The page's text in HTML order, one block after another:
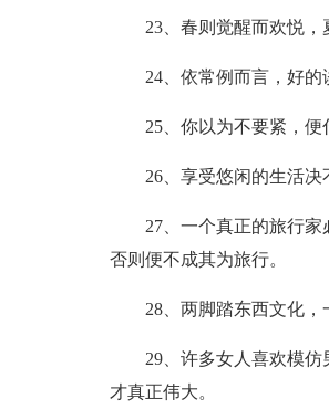
23、春则觉醒而欢悦，
24、依常例而言，好的
25、你以为不要紧，便
26、享受悠闲的生活决
27、一个真正的旅行
否则便不成其为旅行。
28、两脚踏东西文化，
29、许多女人喜欢模
才真正伟大。